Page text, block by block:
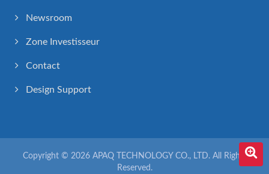
Newsroom
Zone Investisseur
Contact
Design Support
Copyright © 2026 APAQ TECHNOLOGY CO., LTD.All Rights
Reserved.